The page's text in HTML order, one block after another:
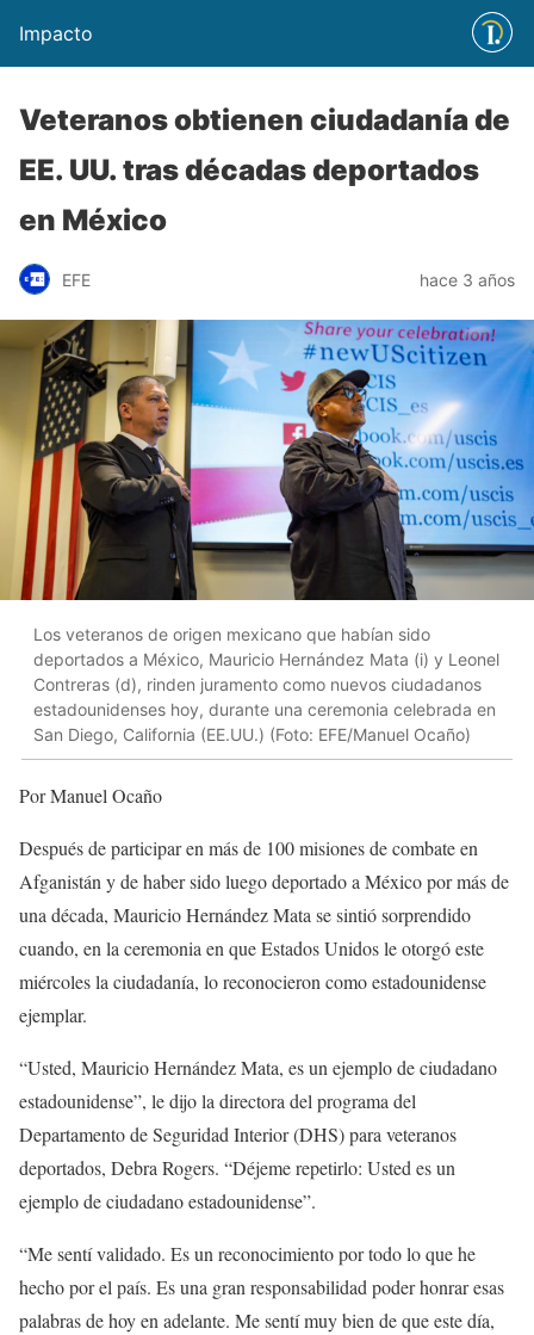
Impacto
Veteranos obtienen ciudadanía de
EE. UU. tras décadas deportados
en México
EFE hace 3 años
Los veteranos de origen mexicano que habían sido
deportados a México, Mauricio Hernández Mata (i) y Leonel
Contreras (d), rinden juramento como nuevos ciudadanos
estadounidenses hoy, durante una ceremonia celebrada en
San Diego, California (EE.UU.) (Foto: EFE/Manuel Ocaño)
Por Manuel Ocaño
Después de participar en más de 100 misiones de combate en
Afganistán y de haber sido luego deportado a México por más de
una década, Mauricio Hernández Mata se sintió sorprendido
cuando, en la ceremonia en que Estados Unidos le otorgó este
miércoles la ciudadanía, lo reconocieron como estadounidense
ejemplar.
“Usted, Mauricio Hernández Mata, es un ejemplo de ciudadano
estadounidense”, le dijo la directora del programa del
Departamento de Seguridad Interior (DHS) para veteranos
deportados, Debra Rogers. “Déjeme repetirlo: Usted es un
ejemplo de ciudadano estadounidense”.
“Me sentí validado. Es un reconocimiento por todo lo que he
hecho por el país. Es una gran responsabilidad poder honrar esas
palabras de hoy en adelante. Me sentí muy bien de que este día,